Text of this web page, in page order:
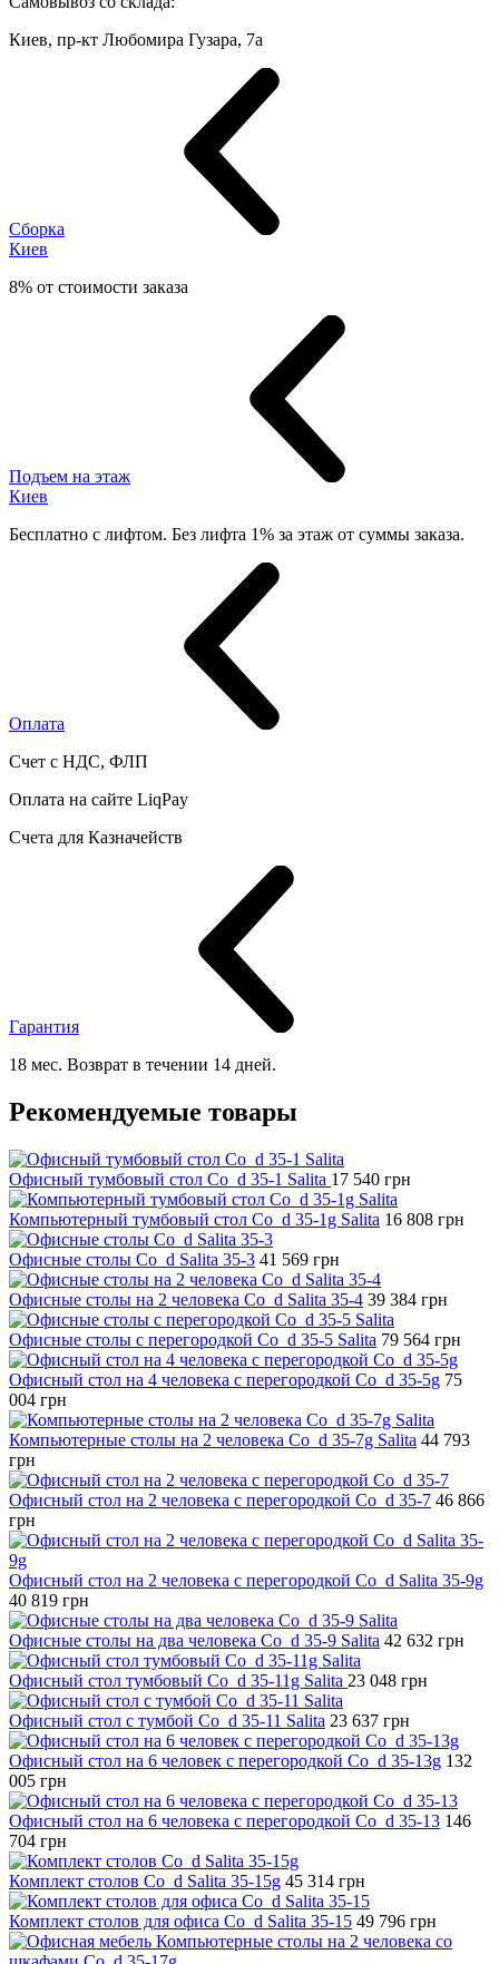
Киев, пр-кт Любомира Гузара, 7а
Сборка
Киев
8% от стоимости заказа
Подъем на этаж
Киев
Бесплатно с лифтом. Без лифта 1% за этаж от суммы заказа.
Оплата
Счет с НДС, ФЛП
Оплата на сайте LiqPay
Счета для Казначейств
Гарантия
18 мес. Возврат в течении 14 дней.
Рекомендуемые товары
Офисный тумбовый стол Co_d 35-1 Salita 17 540 грн
Компьютерный тумбовый стол Co_d 35-1g Salita 16 808 грн
Офисные столы Co_d Salita 35-3 41 569 грн
Офисные столы на 2 человека Co_d Salita 35-4 39 384 грн
Офисные столы с перегородкой Co_d 35-5 Salita 79 564 грн
Офисный стол на 4 человека с перегородкой Co_d 35-5g 75
004 грн
Компьютерные столы на 2 человека Co_d 35-7g Salita 44 793
грн
Офисный стол на 2 человека с перегородкой Co_d 35-7 46 866
грн
Офисный стол на 2 человека с перегородкой Co_d Salita 35-9g
40 819 грн
Офисные столы на два человека Co_d 35-9 Salita 42 632 грн
Офисный стол тумбовый Co_d 35-11g Salita 23 048 грн
Офисный стол с тумбой Co_d 35-11 Salita 23 637 грн
Офисный стол на 6 человек с перегородкой Co_d 35-13g 132
005 грн
Офисный стол на 6 человека с перегородкой Co_d 35-13 146
704 грн
Комплект столов Co_d Salita 35-15g 45 314 грн
Комплект столов для офиса Co_d Salita 35-15 49 796 грн